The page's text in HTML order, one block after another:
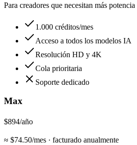
Para creadores que necesitan más potencia
1.000 créditos/mes
Acceso a todos los modelos IA
Resolución HD y 4K
Cola prioritaria
Soporte dedicado
Max
$894/año
≈ $74.50/mes · facturado anualmente